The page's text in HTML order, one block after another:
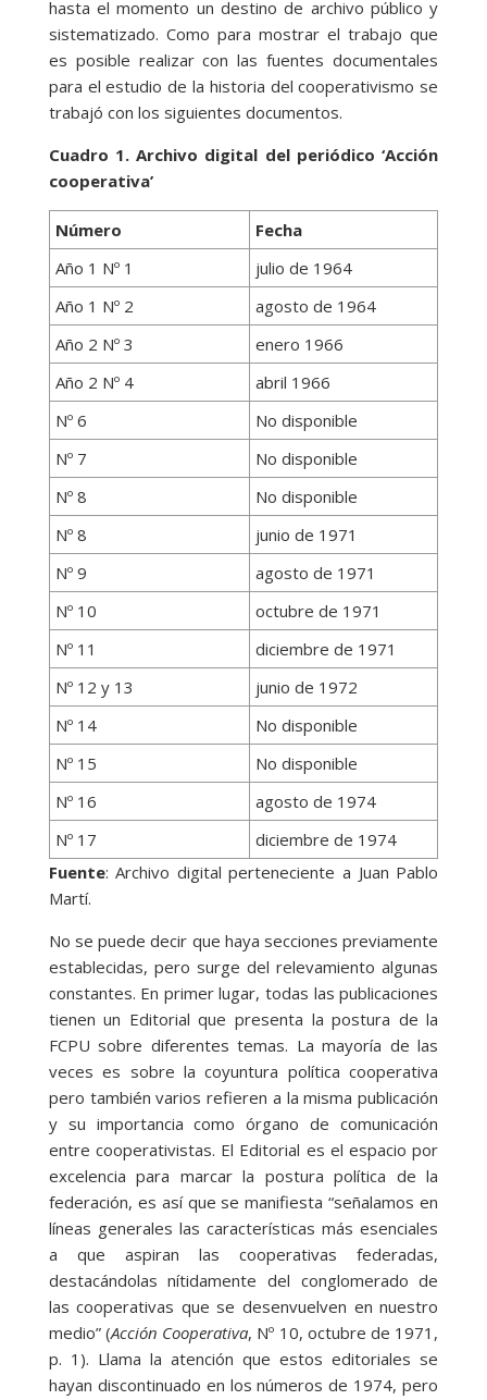
hasta el momento un destino de archivo público y
sistematizado. Como para mostrar el trabajo que
es posible realizar con las fuentes documentales
para el estudio de la historia del cooperativismo se
trabajó con los siguientes documentos.
Cuadro 1. Archivo digital del periódico ‘Acción
cooperativa’
Número
Fecha
Año 1 Nº 1
julio de 1964
Año 1 Nº 2
agosto de 1964
Año 2 Nº 3
enero 1966
Año 2 Nº 4
abril 1966
Nº 6
No disponible
Nº 7
No disponible
Nº 8
No disponible
Nº 8
junio de 1971
Nº 9
agosto de 1971
Nº 10
octubre de 1971
Nº 11
diciembre de 1971
Nº 12 y 13
junio de 1972
Nº 14
No disponible
Nº 15
No disponible
Nº 16
agosto de 1974
Nº 17
diciembre de 1974
Fuente: Archivo digital perteneciente a Juan Pablo
Martí.
No se puede decir que haya secciones previamente
establecidas, pero surge del relevamiento algunas
constantes. En primer lugar, todas las publicaciones
tienen un Editorial que presenta la postura de la
FCPU sobre diferentes temas. La mayoría de las
veces es sobre la coyuntura política cooperativa
pero también varios refieren a la misma publicación
y su importancia como órgano de comunicación
entre cooperativistas. El Editorial es el espacio por
excelencia para marcar la postura política de la
federación, es así que se manifiesta “señalamos en
líneas generales las características más esenciales
a que aspiran las cooperativas federadas,
destacándolas nítidamente del conglomerado de
las cooperativas que se desenvuelven en nuestro
medio” (Acción Cooperativa, Nº 10, octubre de 1971,
p. 1). Llama la atención que estos editoriales se
hayan discontinuado en los números de 1974, pero